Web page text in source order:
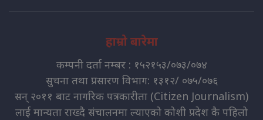
हाम्रो बारेमा
कम्पनी दर्ता नम्बर : १५२१५३/०७३/०७४
सुचना तथा प्रसारण विभाग: १३१२/ ०७५/०७६
सन् २०११ बाट नागरिक पत्रकारीता (Citizen Journalism)
लाई मान्यता राख्दै संचालनमा ल्याएको कोशी प्रदेश कै पहिलो